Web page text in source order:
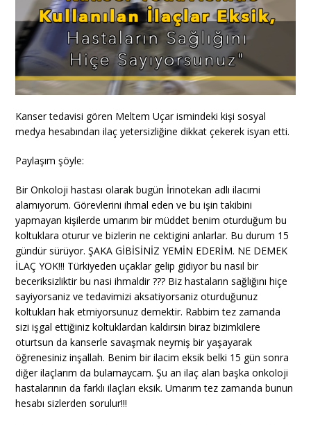
Kanser tedavisi gören Meltem Uçar ismindeki kişi sosyal
medya hesabından ilaç yetersizliğine dikkat çekerek isyan etti.
Paylaşım şöyle:
Bir Onkoloji hastası olarak bugün İrinotekan adlı ilacımi
alamıyorum. Görevlerini ihmal eden ve bu işin takibini
yapmayan kişilerde umarım bir müddet benim oturduğum bu
koltuklara oturur ve bizlerin ne cektigini anlarlar. Bu durum 15
gündür sürüyor. ŞAKA GİBİSİNİZ YEMİN EDERİM. NE DEMEK
İLAÇ YOK!!! Türkiyeden uçaklar gelip gidiyor bu nasıl bir
beceriksizliktir bu nasi ihmaldir ??? Biz hastaların sağlığını hiçe
sayiyorsaniz ve tedavimizi aksatiyorsaniz oturduğunuz
koltukları hak etmiyorsunuz demektir. Rabbim tez zamanda
sizi işgal ettiğiniz koltuklardan kaldırsin biraz bizimkilere
oturtsun da kanserle savaşmak neymiş bir yaşayarak
öğrenesiniz inşallah. Benim bir ilacim eksik belki 15 gün sonra
diğer ilaçlarım da bulamaycam. Şu an ilaç alan başka onkoloji
hastalarının da farklı ilaçları eksik. Umarım tez zamanda bunun
hesabı sizlerden sorulur!!!